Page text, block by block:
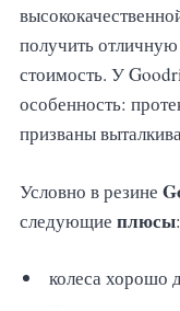
получить
стоимость. У
особенность:
призваны
Условно в резине
следующие плюсы:
колеса хорошо